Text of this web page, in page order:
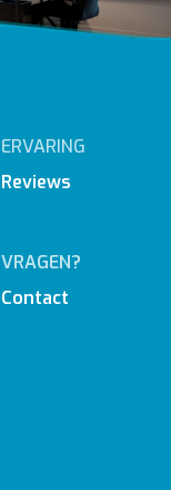
ERVARING
Reviews
VRAGEN?
Contact